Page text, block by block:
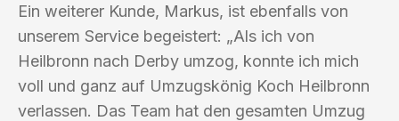
Ein weiterer Kunde, Markus, ist ebenfalls von
unserem Service begeistert: „Als ich von
Heilbronn nach Derby umzog, konnte ich mich
voll und ganz auf Umzugskönig Koch Heilbronn
verlassen. Das Team hat den gesamten Umzug